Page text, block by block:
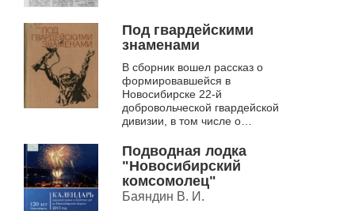
Под гвардейскими
знаменами
В сборник вошел рассказ о
формировавшейся в
Новосибирске 22-й
добровольческой гвардейской
дивизии, в том числе о
Подводная лодка
"Новосибирский
комсомолец"
Баяндин В. И.